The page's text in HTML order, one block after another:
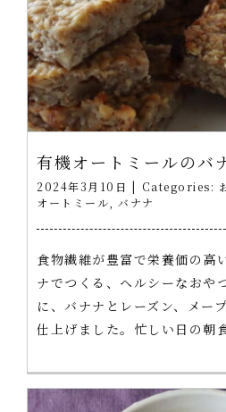
有機オートミールのバ
2024年3月10日 | Categories:
オートミール
バナナ
食物繊維が豊富で栄養価の高
ナでつくる、ヘルシーなおや
に、バナナとレーズン、メー
仕上げました。忙しい日の朝